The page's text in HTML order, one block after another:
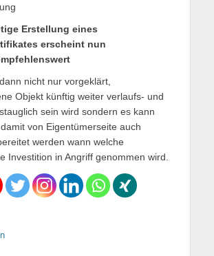
Erstellung eines
erscheint nun
nicht nur vorgeklärt,
Objekt künftig weiter verlaufs- und
sein wird sondern es kann
von Eigentümerseite auch
werden wann welche
Investition in Angriff genommen wird.